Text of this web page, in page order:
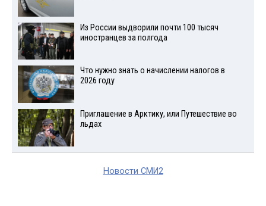
Из России выдворили почти 100 тысяч
иностранцев за полгода
Что нужно знать о начислении налогов в
2026 году
Приглашение в Арктику, или Путешествие во
льдах
Новости СМИ2